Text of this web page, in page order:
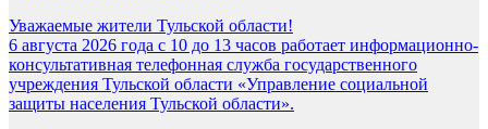
Уважаемые жители Тульской области!
6 августа 2026 года с 10 до 13 часов работает информационно-
консультативная телефонная служба государственного
учреждения Тульской области «Управление социальной
защиты населения Тульской области».